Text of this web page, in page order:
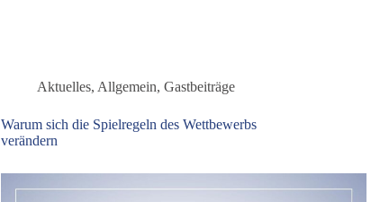
Aktuelles,Allgemein,Gastbeiträge
Warum sich die Spielregeln des Wettbewerbs
verändern